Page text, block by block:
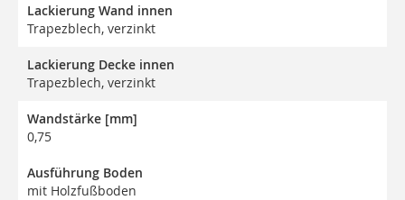
Lackierung Wand innen
Trapezblech, verzinkt
Lackierung Decke innen
Trapezblech, verzinkt
Wandstärke [mm]
0,75
Ausführung Boden
mit Holzfußboden